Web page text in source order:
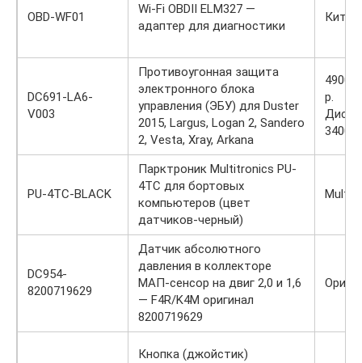
OBD-WF01
Wi-Fi OBDII ELM327 —
адаптер для диагностики
Китай
DC691-LA6-
V003
Противоугонная защита
электронного блока
управления (ЭБУ) для Duster
2015, Largus, Logan 2, Sandero
2, Vesta, Xray, Arkana
4900 /
р.
3400 р.
PU-4TC-BLACK
Парктроник Multitronics PU-
4TC для бортовых
компьютеров (цвет
датчиков-черный)
DC954-
8200719629
Датчик абсолютного
давления в коллекторе
МАП-сенсор на двиг 2,0 и 1,6
— F4R/K4M оригинал
8200719629
Кнопка (джойстик)